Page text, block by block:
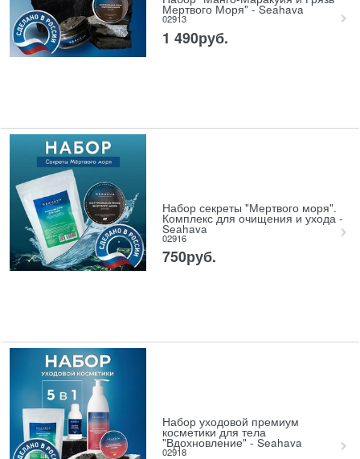
Мертвого Моря" - Seahava
02913
1 490руб.
Набор секреты "Мертвого моря".
Комплекс для очищения и ухода -
Seahava
02916
750руб.
Набор уходовой премиум
косметики для тела
"Вдохновление" - Seahava
02918